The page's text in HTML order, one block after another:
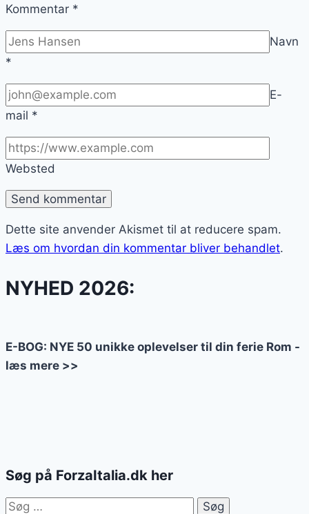
Kommentar *
Navn
*
E-
mail *
Websted
Dette site anvender Akismet til at reducere spam.
Læs om hvordan din kommentar bliver behandlet.
NYHED 2026:
E-BOG: NYE 50 unikke oplevelser til din ferie Rom -
læs mere >>
Søg på ForzaItalia.dk her
Søg